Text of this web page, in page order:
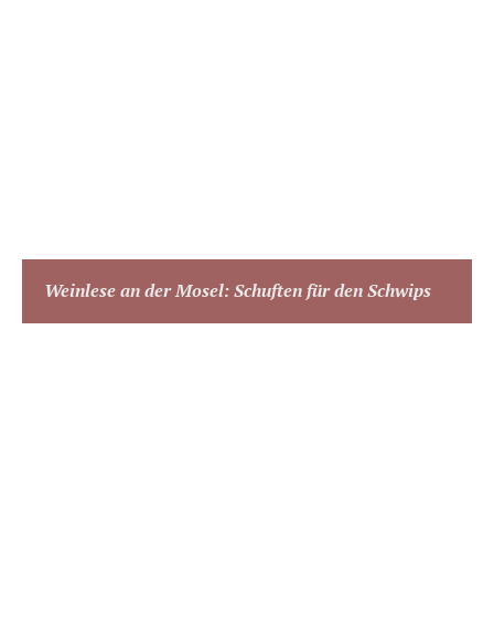
Weinlese an der Mosel: Schuften für den Schwips